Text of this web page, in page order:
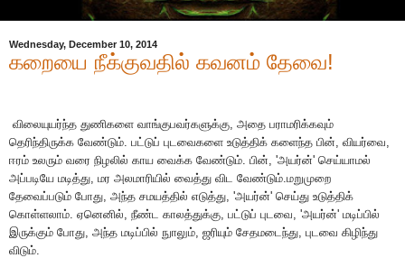
Wednesday, December 10, 2014
கறையை நீக்குவதில் கவனம் தேவை!
விலையுயர்ந்த துணிகளை வாங்குபவர்களுக்கு அதை பராமரிக்கவும்
தெரிந்திருக்க வேண்டும் பட்டுப் புடவைகளை உடுத்திக் களைந்த பின் வியர்வை
ஈரம் உலரும் வரை நிழலில் காய வைக்க வேண்டும் பின் , 'அயர்ன்' செய்யாமல்
அப்படியே மடித்து மர அலமாரியில் வைத்து விட வேண்டும் மறுமுறை
தேவைப்படும் போது அந்த சமயத்தில் எடுத்து , 'அயர்ன்' செய்து உடுத்திக்
கொள்ளலாம் ஏனெனில் நீண்ட காலத்துக்கு பட்டுப் புடவை , 'அயர்ன்' மடிப்பில்
இருக்கும் போது அந்த மடிப்பில் நுாலும் ஜரியும் சேதமடைந்து புடவை கிழிந்து
விடும்